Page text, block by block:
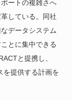
ートの複雑さへ
している。同社
データシステム
とに集中できる
と提携し、
を提供する計画を